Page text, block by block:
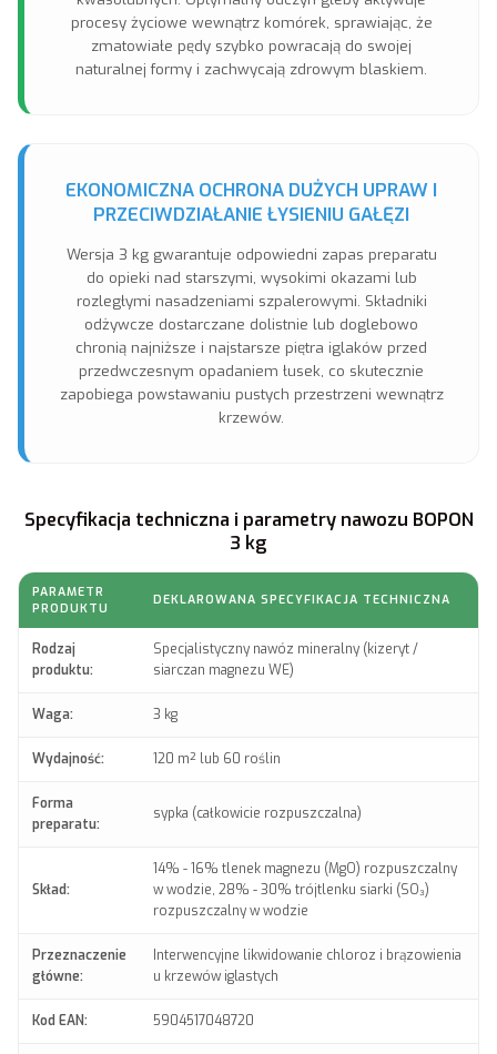
procesy życiowe wewnątrz komórek, sprawiając, że
zmatowiałe pędy szybko powracają do swojej
naturalnej formy i zachwycają zdrowym blaskiem.
EKONOMICZNA OCHRONA DUŻYCH UPRAW I
PRZECIWDZIAŁANIE ŁYSIENIU GAŁĘZI
Wersja 3 kg gwarantuje odpowiedni zapas preparatu
do opieki nad starszymi, wysokimi okazami lub
rozległymi nasadzeniami szpalerowymi. Składniki
odżywcze dostarczane dolistnie lub doglebowo
chronią najniższe i najstarsze piętra iglaków przed
przedwczesnym opadaniem łusek, co skutecznie
zapobiega powstawaniu pustych przestrzeni wewnątrz
krzewów.
Specyfikacja techniczna i parametry nawozu BOPON
3 kg
PARAMETR
PRODUKTU
DEKLAROWANA SPECYFIKACJA TECHNICZNA
Rodzaj
produktu:
Specjalistyczny nawóz mineralny (kizeryt /
siarczan magnezu WE)
Waga: 3 kg
Wydajność: 120 m² lub 60 roślin
Forma
preparatu:
sypka (całkowicie rozpuszczalna)
Skład:
14% - 16% tlenek magnezu (MgO) rozpuszczalny
w wodzie, 28% - 30% trójtlenku siarki (SO₃)
rozpuszczalny w wodzie
Przeznaczenie
główne:
Interwencyjne likwidowanie chloroz i brązowienia
u krzewów iglastych
Kod EAN: 5904517048720